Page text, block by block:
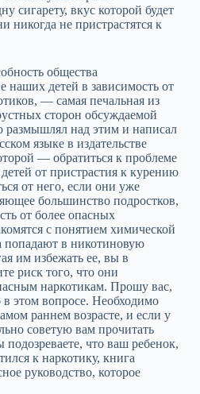
сигарету, вкус которой будет
никогда не пристрастятся к
общества
наших детей в зависимость от
— самая печальная из
сторон обсуждаемой
над этим и написал
языке в издательстве
— обратиться к проблеме
от пристрастия к курению
от него, если они уже
большинство подростков,
от более опасных
с понятием химической
попадают в никотиновую
им избежать ее, вы в
риск того, что они
наркотикам. Прошу вас,
в этом вопросе. Необходимо
раннем возрасте, и если у
советую вам прочитать
что ваш ребенок,
к наркотику, книга
руководство, которое